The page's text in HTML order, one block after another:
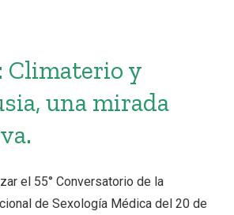
Climaterio y
una mirada
el 55° Conversatorio de la
de Sexología Médica del 20 de